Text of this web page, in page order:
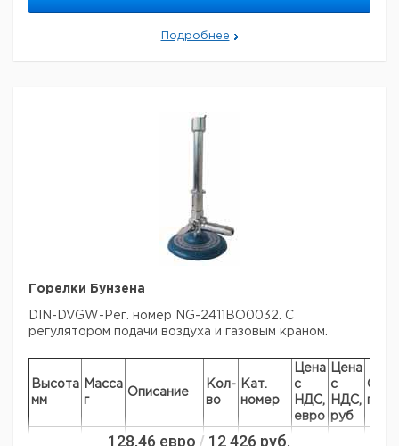
Подробнее
Горелки Бунзена
DIN-DVGW-Рег. номер NG-2411BO0032. С
регулятором подачи воздуха и газовым краном.
Высота
мм
Масса
г
Описание
Кол-
во
Кат.
номер
Цена
с
НДС,
евро
Цена
с
НДС,
руб
Срок
для
128,46 евро / 12 426 руб.